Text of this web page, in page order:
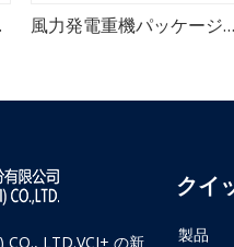
ム 風力発電重機パッケージ用VCIシュリンクフィルム
CO., LTD.VCI+ の新
クイ
製品